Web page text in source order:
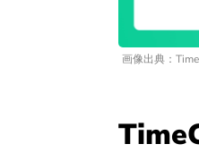
画像出典：